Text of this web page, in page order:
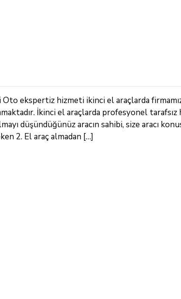
ekspertiz hizmeti ikinci el araçlarda
İkinci el araçlarda profesyonel tarafsız
düşündüğünüz aracın sahibi, size aracı
2. El araç almadan […]